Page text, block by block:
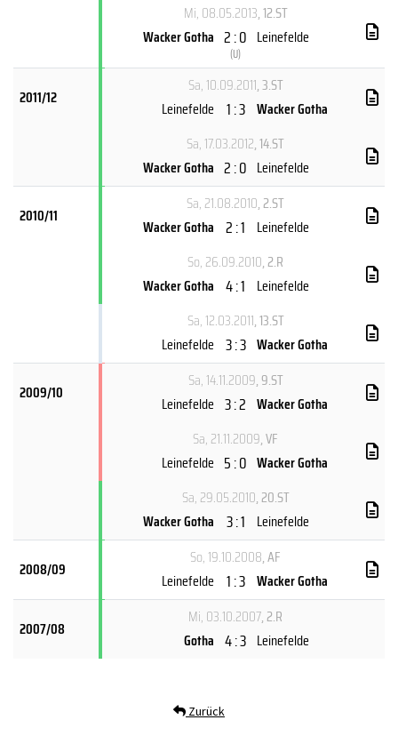
Mi, 08.05.2013, 12.ST
Wacker Gotha 2 : 0
(U)
Leinefelde
2011/12
Sa, 10.09.2011, 3.ST
Leinefelde 1 : 3 Wacker Gotha
Sa, 17.03.2012, 14.ST
Wacker Gotha 2 : 0 Leinefelde
2010/11
Sa, 21.08.2010, 2.ST
Wacker Gotha 2 : 1 Leinefelde
So, 26.09.2010, 2.R
Wacker Gotha 4 : 1 Leinefelde
Sa, 12.03.2011, 13.ST
Leinefelde 3 : 3 Wacker Gotha
2009/10
Sa, 14.11.2009, 9.ST
Leinefelde 3 : 2 Wacker Gotha
Sa, 21.11.2009, VF
Leinefelde 5 : 0 Wacker Gotha
Sa, 29.05.2010, 20.ST
Wacker Gotha 3 : 1 Leinefelde
2008/09
So, 19.10.2008, AF
Leinefelde 1 : 3 Wacker Gotha
2007/08
Mi, 03.10.2007, 2.R
Gotha 4 : 3 Leinefelde
Zurück